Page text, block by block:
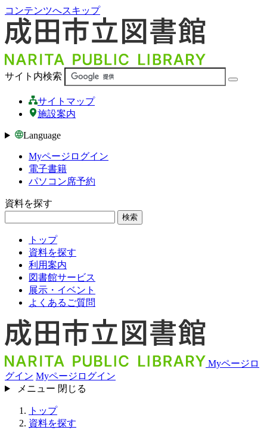
コンテンツへスキップ
サイト内検索
サイトマップ
施設案内
Language
Myページログイン
電子書籍
パソコン席予約
資料を探す
検索
トップ
資料を探す
利用案内
図書館サービス
展示・イベント
よくあるご質問
Myページロ
グイン Myページログイン
メニュー 閉じる
トップ
資料を探す